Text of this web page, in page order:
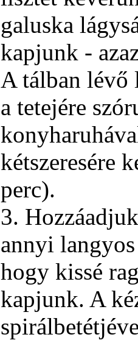
galuska
kapjunk -
A tálban lévő
a tetejére
kétszeresére
perc).
3.
annyi
hogy kissé
kapjunk. A